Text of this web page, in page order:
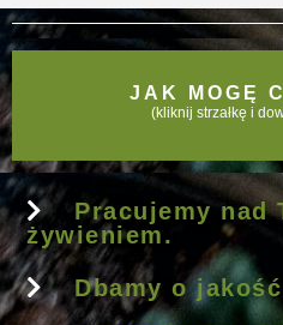
JAK MOGĘ
(kliknij strzałkę i
Pracujemy nad
żywieniem.
Dbamy o